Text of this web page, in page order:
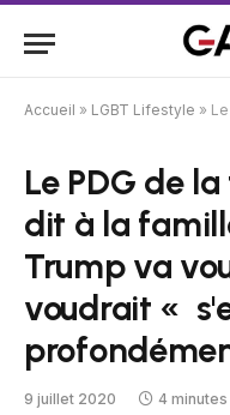
Accueil » LGBT Lifestyle » Le
Le PDG de
dit à la
Trump va
voudrait «
9 juillet 2020 4 minutes